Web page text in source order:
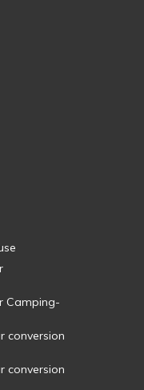
Camping-
conversion
conversion